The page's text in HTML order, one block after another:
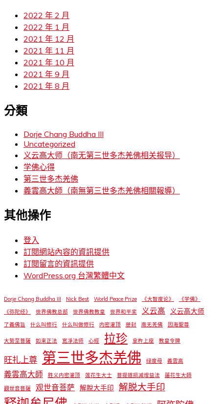
2022 年 2 月
2022 年 1 月
2021 年 12 月
2021 年 11 月
2021 年 10 月
2021 年 9 月
2021 年 8 月
分類
Dorje Chang Buddha III
Uncategorized
义云高大师（南无第三世多杰羌佛相关报导）
学佛心得
第三世多杰羌佛
義雲高大師（南無第三世多杰羌佛相關報導）
其他操作
登入
訂閱網站內容的資訊提供
訂閱留言的資訊提供
WordPress.org 台灣繁體中文
Dorje Chang Buddha III Nick Best World Peace Prize 《大智度论》
《学佛》
《弥陀经》
世界佛教总部 世界佛教教皇 世界和平奖 义云高 义云高大师
了義佛旨 什么叫修行 什么叫做修行 内密灌顶 册封 南无羌佛 因海聖尊
大勢至菩薩 如来正法 宽凈法师 心經 拉珍 拿杵上座 教皇令牌
旺扎上尊 第三世多杰羌佛 绿度母 義雲高
義雲高大師 胜义内密灌顶 莲花生大士 菩提道损减增益法
蓮花生大師
觀世音菩薩
观世音菩萨 解脫大手印 解脱大手印